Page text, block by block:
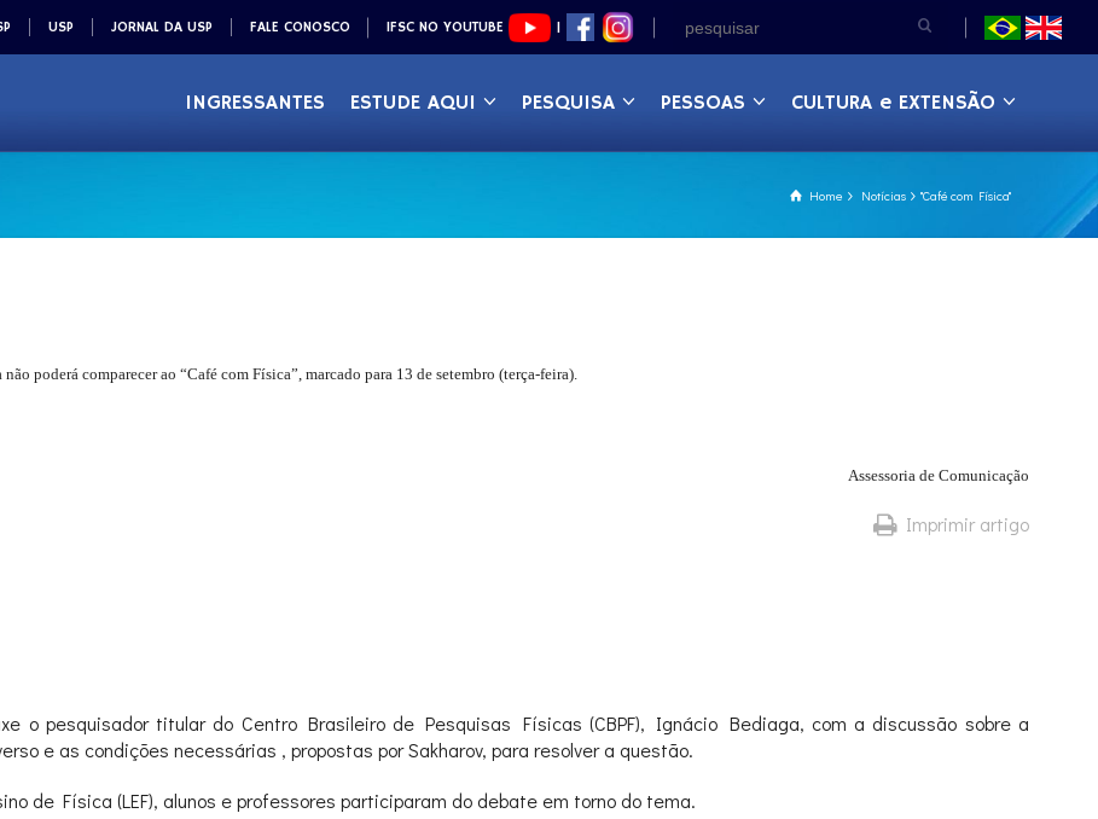
USP JORNAL DA USP FALE CONOSCO IFSC NO YOUTUBE |
INGRESSANTES ESTUDE AQUI PESQUISA PESSOAS CULTURA e EXTENSÃO
Home Notícias "Café com Física"
poderá comparecer ao “Café com Física”, marcado para 13 de setembro (terça-feira).
Assessoria de Comunicação
Imprimir artigo
o pesquisador titular do Centro Brasileiro de Pesquisas Físicas (CBPF), Ignácio Bediaga, com a discussão sobre a
e as condições necessárias , propostas por Sakharov, para resolver a questão.
de Física (LEF), alunos e professores participaram do debate em torno do tema.